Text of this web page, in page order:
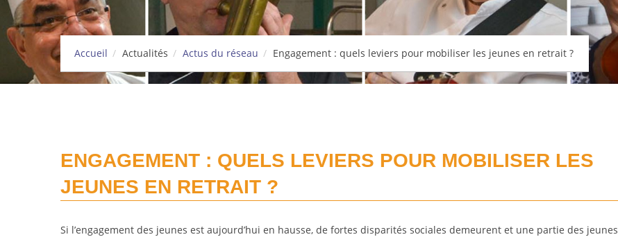
Accueil Actualités Actus du réseau Engagement : quels leviers pour mobiliser les jeunes en retrait ?
ENGAGEMENT : QUELS LEVIERS POUR MOBILISER LES
JEUNES EN RETRAIT ?
Si l’engagement des jeunes est aujourd’hui en hausse, de fortes disparités sociales demeurent et une partie des jeunes